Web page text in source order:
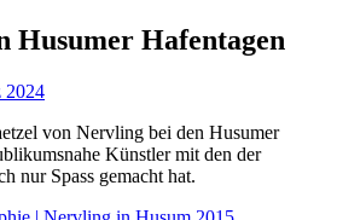
Husumer Hafentagen
2024
von Nervling bei den Husumer
Künstler mit den der
nur Spass gemacht hat.